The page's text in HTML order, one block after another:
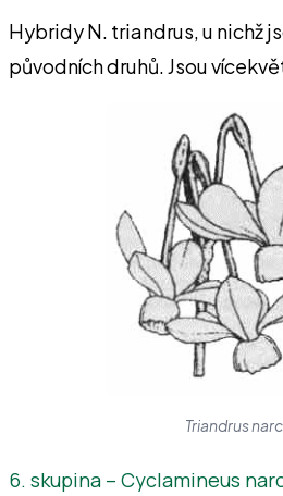
Hybridy N. triandrus, u nichž
původních druhů. Jsou
Triandrus
6. skupina – Cyclamineus